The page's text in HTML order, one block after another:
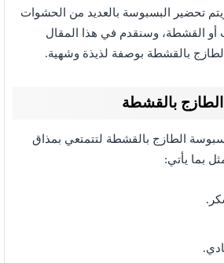
تحضير البسبوسة بالعديد من الحشوات
أو القشطة، وسنقدم في هذا المقال
بالقشطة بوصفة لذيذة وشهية.
بالقشطة
الطازج بالقشطة لتتمتعي بمذاق
بما يأتي: